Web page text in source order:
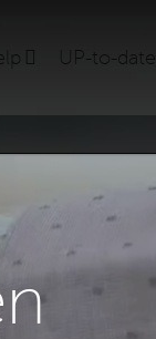
UP-to-date